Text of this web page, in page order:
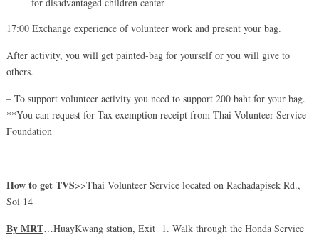
17:00 Exchange experience of volunteer work and present your bag.
After activity, you will get painted-bag for yourself or you will give to
others.
– To support volunteer activity you need to support 200 baht for your bag.
**You can request for Tax exemption receipt from Thai Volunteer Service
Foundation
How to get TVS>>Thai Volunteer Service located on Rachadapisek Rd.,
Soi 14
By MRT…HuayKwang station, Exit 1. Walk through the Honda Service